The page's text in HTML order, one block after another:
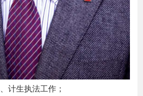
计生执法工作；